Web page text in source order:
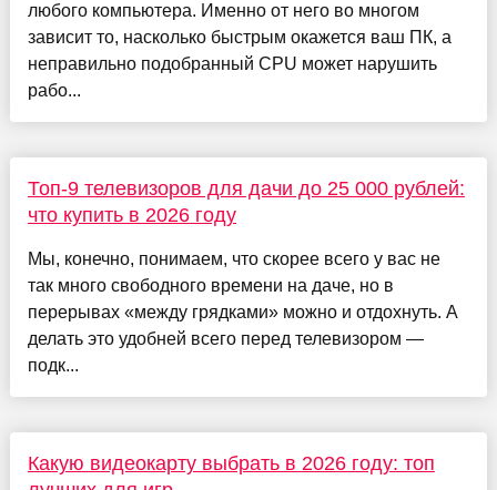
любого компьютера. Именно от него во многом
зависит то, насколько быстрым окажется ваш ПК, а
неправильно подобранный CPU может нарушить
рабо...
Топ-9 телевизоров для дачи до 25 000 рублей:
что купить в 2026 году
Мы, конечно, понимаем, что скорее всего у вас не
так много свободного времени на даче, но в
перерывах «между грядками» можно и отдохнуть. А
делать это удобней всего перед телевизором —
подк...
Какую видеокарту выбрать в 2026 году: топ